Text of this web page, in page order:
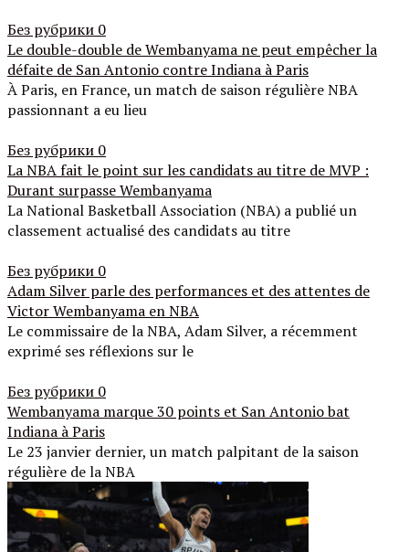
Без рубрики 0
Le double-double de Wembanyama ne peut empêcher la
défaite de San Antonio contre Indiana à Paris
À Paris, en France, un match de saison régulière NBA
passionnant a eu lieu
Без рубрики 0
La NBA fait le point sur les candidats au titre de MVP :
Durant surpasse Wembanyama
La National Basketball Association (NBA) a publié un
classement actualisé des candidats au titre
Без рубрики 0
Adam Silver parle des performances et des attentes de
Victor Wembanyama en NBA
Le commissaire de la NBA, Adam Silver, a récemment
exprimé ses réflexions sur le
Без рубрики 0
Wembanyama marque 30 points et San Antonio bat
Indiana à Paris
Le 23 janvier dernier, un match palpitant de la saison
régulière de la NBA